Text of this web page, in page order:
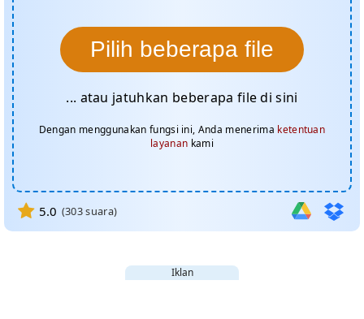
Pilih beberapa file
... atau jatuhkan beberapa file di sini
Dengan menggunakan fungsi ini, Anda menerima ketentuan
layanan kami
5.0 (303suara)
Iklan